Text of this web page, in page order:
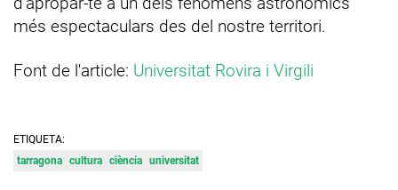
més espectaculars des del nostre territori.
Font de l'article: Universitat Rovira i Virgili
ETIQUETA:
tarragona cultura ciència universitat